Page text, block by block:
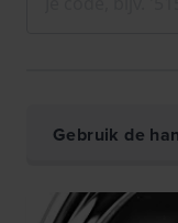
Gebruik de